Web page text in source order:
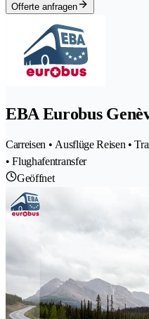
Offerte anfragen
EBA Eurobus
Carreisen • Ausflüge Reisen •
• Flughafentransfer
Geöffnet